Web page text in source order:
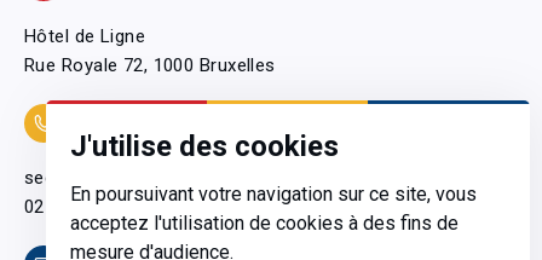
J'utilise des cookies
En poursuivant votre navigation sur ce site, vous
acceptez l'utilisation de cookies à des fins de
mesure d'audience.
Hôtel de Ligne
Rue Royale 72, 1000 Bruxelles
secretariatgeneral@pfwb.be
02 506 38 11